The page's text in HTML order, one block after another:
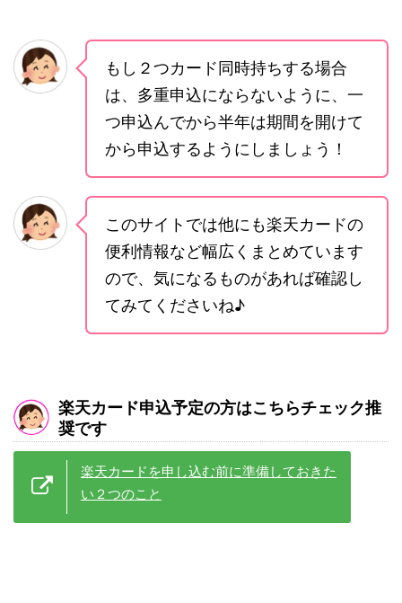
もし２つカード同時持ちする場合
は、多重申込にならないように、一
つ申込んでから半年は期間を開けて
から申込するようにしましょう！
このサイトでは他にも楽天カードの
便利情報など幅広くまとめています
ので、気になるものがあれば確認し
てみてくださいね♪
楽天カード申込予定の方はこちらチェック推
奨です
楽天カードを申し込む前に準備しておきた
い２つのこと